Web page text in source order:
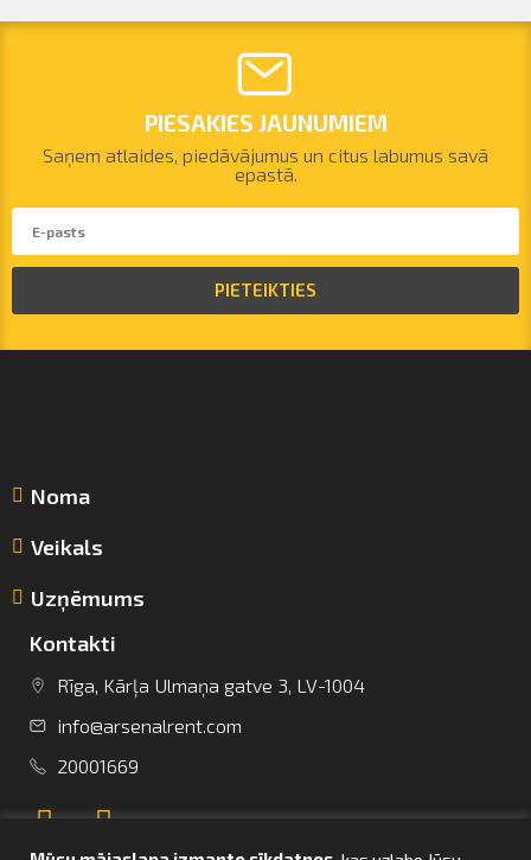
info@arsenalrent.com
+37120001669
PIESAKIES JAUNUMIEM
Saņem atlaides, piedāvājumus un citus labumus savā
epastā.
PIETEIKTIES
Noma
Veikals
Uzņēmums
Kontakti
Rīga, Kārļa Ulmaņa gatve 3, LV-1004
info@arsenalrent.com
20001669